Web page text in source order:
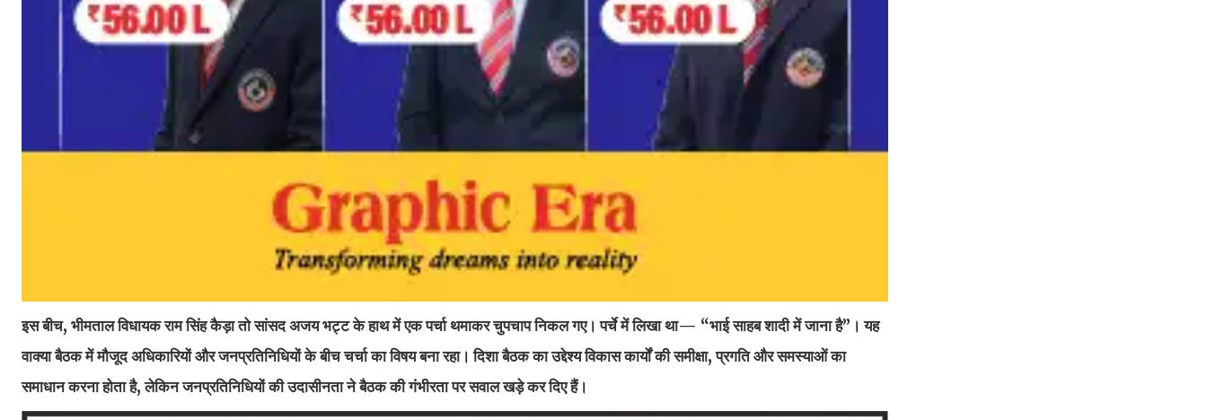
इस बीच, भीमताल विधायक राम सिंह कैड़ा तो सांसद अजय भट्ट के हाथ में एक पर्चा थमाकर चुपचाप निकल गए। पर्चे में लिखा था— “भाई साहब शादी में जाना है”। यह
वाक्या बैठक में मौजूद अधिकारियों और जनप्रतिनिधियों के बीच चर्चा का विषय बना रहा। दिशा बैठक का उद्देश्य विकास कार्यों की समीक्षा, प्रगति और समस्याओं का
समाधान करना होता है, लेकिन जनप्रतिनिधियों की उदासीनता ने बैठक की गंभीरता पर सवाल खड़े कर दिए हैं।